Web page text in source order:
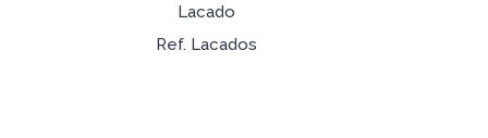
Lacado
Ref. Lacados